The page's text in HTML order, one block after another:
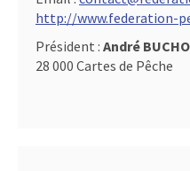
http://www.federation-
Président : André
28 000 Cartes de Pêche